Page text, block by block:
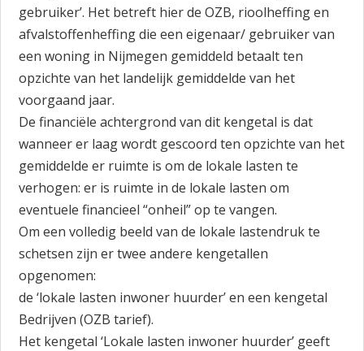
gebruiker’. Het betreft hier de OZB, rioolheffing en
afvalstoffenheffing die een eigenaar/ gebruiker van
een woning in Nijmegen gemiddeld betaalt ten
opzichte van het landelijk gemiddelde van het
voorgaand jaar.
De financiële achtergrond van dit kengetal is dat
wanneer er laag wordt gescoord ten opzichte van het
gemiddelde er ruimte is om de lokale lasten te
verhogen: er is ruimte in de lokale lasten om
eventuele financieel “onheil” op te vangen.
Om een volledig beeld van de lokale lastendruk te
schetsen zijn er twee andere kengetallen
opgenomen:
de ‘lokale lasten inwoner huurder’ en een kengetal
Bedrijven (OZB tarief).
Het kengetal ‘Lokale lasten inwoner huurder’ geeft